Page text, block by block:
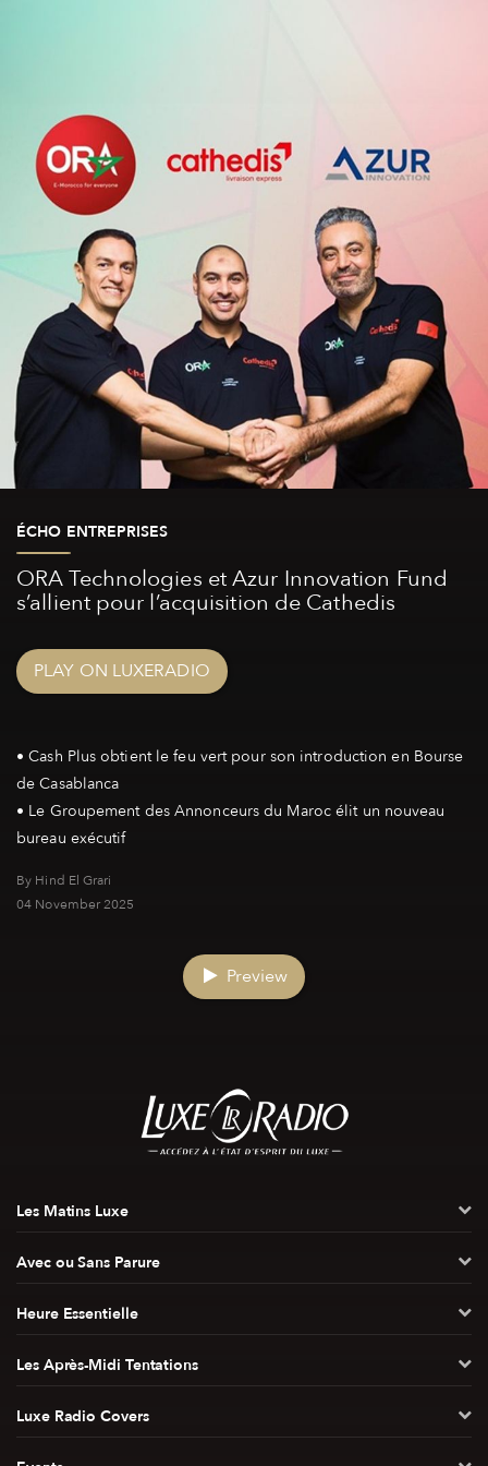
ÉCHO ENTREPRISES
ORA Technologies et Azur Innovation Fund
s’allient pour l’acquisition de Cathedis
PLAY ON LUXERADIO
• Cash Plus obtient le feu vert pour son introduction en Bourse
de Casablanca
• Le Groupement des Annonceurs du Maroc élit un nouveau
bureau exécutif
By Hind El Grari
04 November 2025
Preview
Les Matins Luxe
Avec ou Sans Parure
Heure Essentielle
Les Après-Midi Tentations
Luxe Radio Covers